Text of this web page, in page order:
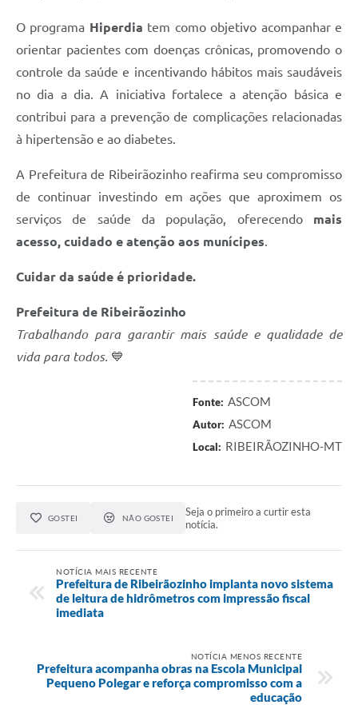
O programa Hiperdia tem como objetivo acompanhar e
orientar pacientes com doenças crônicas, promovendo o
controle da saúde e incentivando hábitos mais saudáveis
no dia a dia. A iniciativa fortalece a atenção básica e
contribui para a prevenção de complicações relacionadas
à hipertensão e ao diabetes.
A Prefeitura de Ribeirãozinho reafirma seu compromisso
de continuar investindo em ações que aproximem os
serviços de saúde da população, oferecendo mais
acesso, cuidado e atenção aos munícipes
Cuidar da saúde é prioridade.
Prefeitura de Ribeirãozinho
Trabalhando para garantir mais saúde e qualidade de
vida para todos. 💙
Fonte: ASCOM
Autor: ASCOM
Local: RIBEIRÃOZINHO-MT
GOSTEI NÃO GOSTEI
Seja o primeiro a curtir esta
notícia.
NOTÍCIA MAIS RECENTE
Prefeitura de Ribeirãozinho implanta novo sistema
de leitura de hidrômetros com impressão fiscal
imediata
NOTÍCIA MENOS RECENTE
Prefeitura acompanha obras na Escola Municipal
Pequeno Polegar e reforça compromisso com a
educação